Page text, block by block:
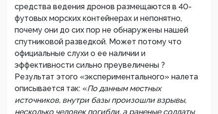
средства ведения дронов размещаются в 40-
футовых морских контейнерах и непонятно,
почему они до сих пор не обнаружены нашей
спутниковой разведкой. Может потому что
официальные слухи о ее наличии и
эффективности сильно преувеличены ?
Результат этого «экспериментального» налета
описывается так: «По данным местных
источников, внутри базы произошли взрывы,
несколько человек погибли, а раненые солдаты